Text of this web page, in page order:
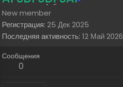
New member
Регистрация 25 Дек 2025
Последняя активность 12 Май 2026
Сообщения
0